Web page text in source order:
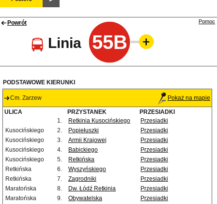
Powrót
Linia 55B
Pomoc
PODSTAWOWE KIERUNKI
Cm. Zarzew Pokaż na mapie
ULICA PRZYSTANEK
PRZESIADKI
1.
Retkinia Kusocińskiego
Przesiadki
Kusocińskiego
2. Popiełuszki
Przesiadki
Kusocińskiego
3. Armii Krajowej
Przesiadki
Kusocińskiego
4. Babickiego
Przesiadki
Kusocińskiego
5. Retkińska
Przesiadki
Retkińska
6. Wyszyńskiego
Przesiadki
Retkińska
7. Zagrodniki
Przesiadki
Maratońska
8. Dw. Łódź Retkinia
Przesiadki
Maratońska
9. Obywatelska
Przesiadki